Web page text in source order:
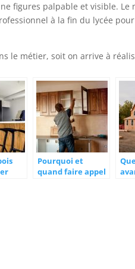
figures palpable et visible. Le
à la fin du lycée
le métier, soit on arrive à
Pourquoi et
quand faire appel